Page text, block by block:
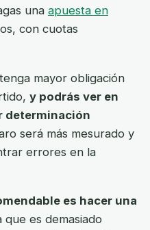
una apuesta en
con cuotas
mayor obligación
y podrás ver en
determinación
será más mesurado y
errores en la
es hacer una
que es demasiado